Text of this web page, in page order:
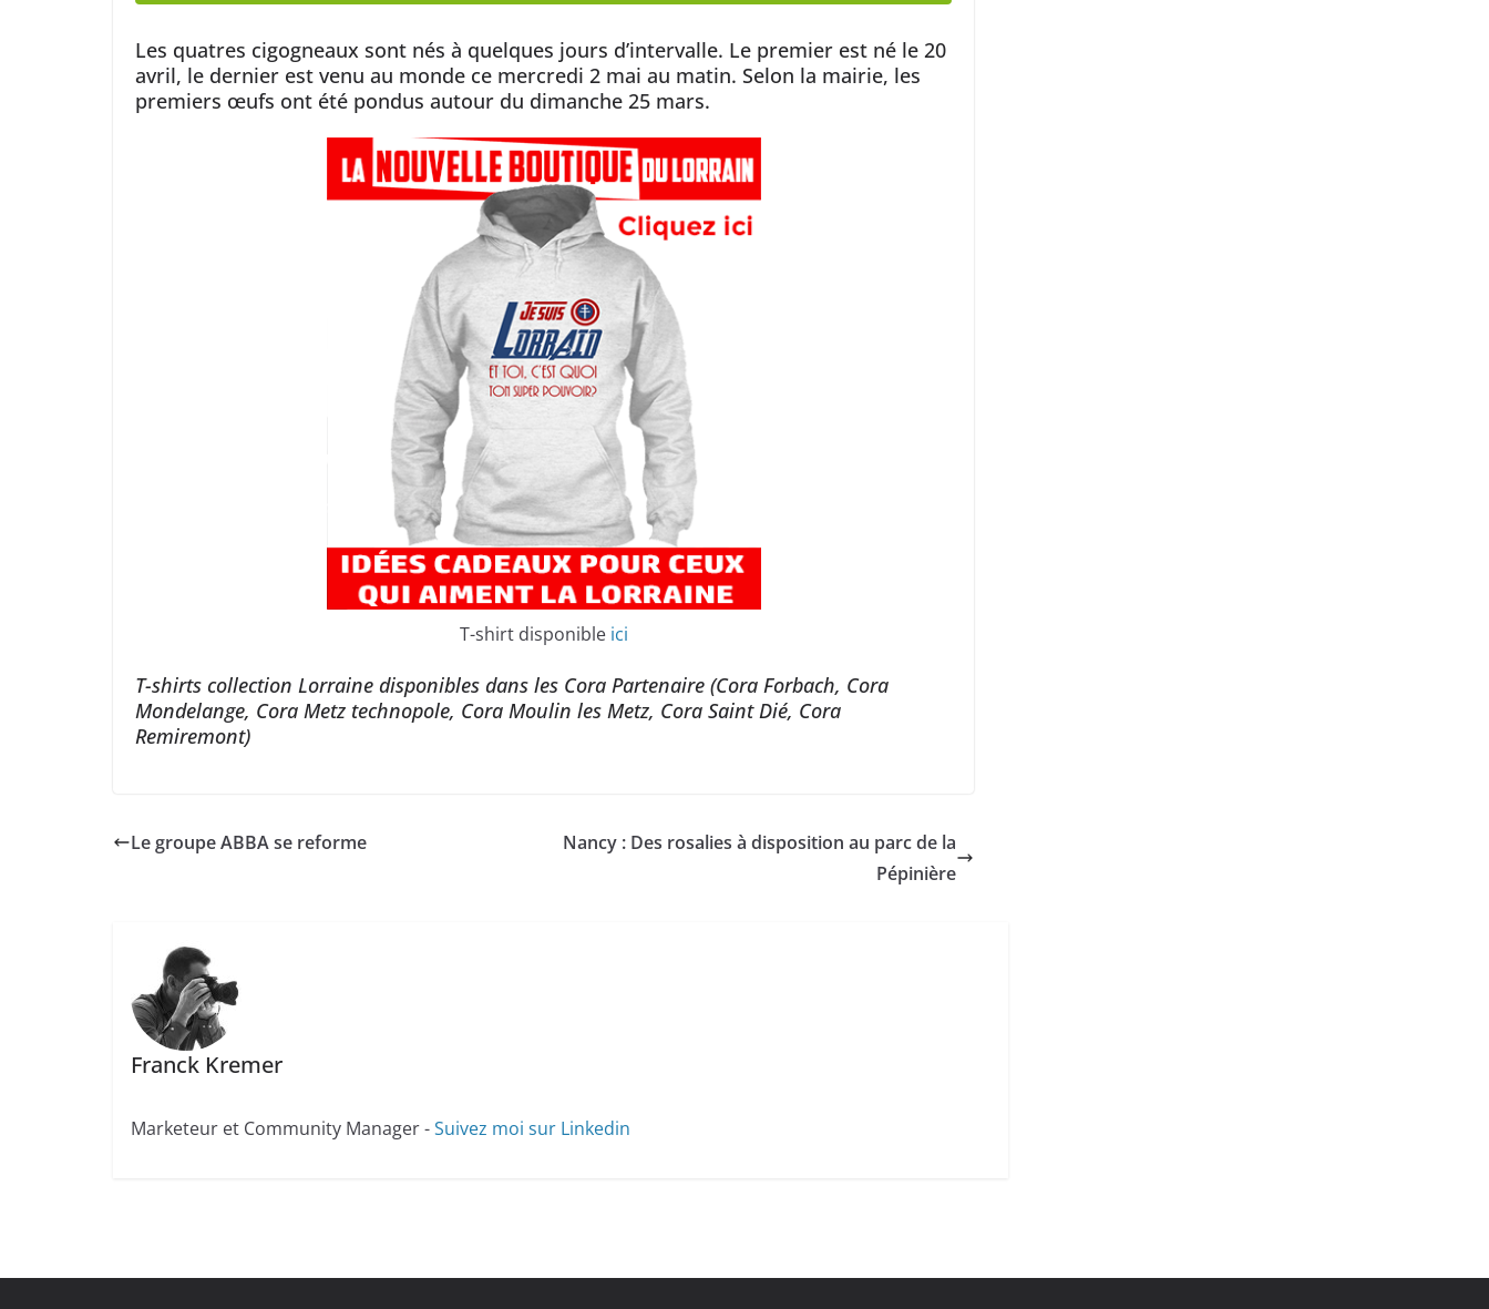
Les quatres cigogneaux sont nés à quelques jours d’intervalle. Le premier est né le 20
avril, le dernier est venu au monde ce mercredi 2 mai au matin. Selon la mairie, les
premiers œufs ont été pondus autour du dimanche 25 mars.
T-shirt disponible ici
T-shirts collection Lorraine disponibles dans les Cora Partenaire (Cora Forbach, Cora
Mondelange, Cora Metz technopole, Cora Moulin les Metz, Cora Saint Dié, Cora
Remiremont)
Le groupe ABBA se reforme
Nancy : Des rosalies à disposition au parc de la
Pépinière
Franck Kremer
Marketeur et Community Manager -Suivez moi sur Linkedin